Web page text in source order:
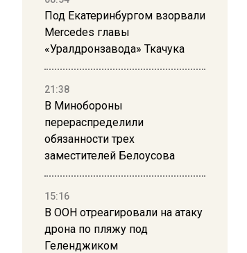
Под Екатеринбургом взорвали
Mercedes главы
«Уралдронзавода» Ткачука
21:38
В Минобороны
перераспределили
обязанности трех
заместителей Белоусова
15:16
В ООН отреагировали на атаку
дрона по пляжу под
Геленджиком